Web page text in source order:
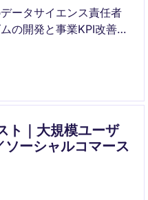
ータサイエンス責任者
の開発と事業KPI改善を
意思決定をリードし、プ
長に貢献します。
ト｜大規模ユーザ
ーシャルコマース